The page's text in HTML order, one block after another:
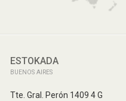
ESTOKADA
BUENOS AIRES
Tte. Gral. Perón 1409 4 G